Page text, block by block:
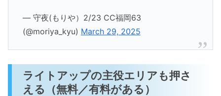
— 守夜(もりや）2/23 CC福岡63
(@moriya_kyu) March 29, 2025
ライトアップの主役エリアも押さ
える（無料／有料がある）